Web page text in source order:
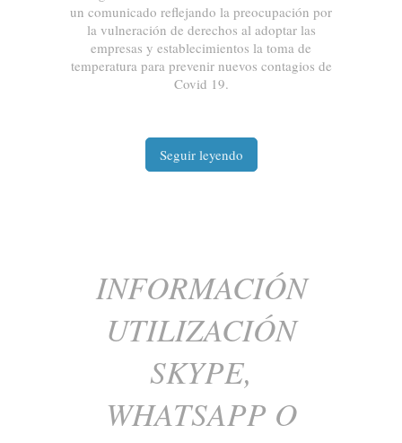
un comunicado reflejando la preocupación por
la vulneración de derechos al adoptar las
empresas y establecimientos la toma de
temperatura para prevenir nuevos contagios de
Covid 19.
Seguir leyendo
INFORMACIÓN
UTILIZACIÓN
SKYPE,
WHATSAPP O